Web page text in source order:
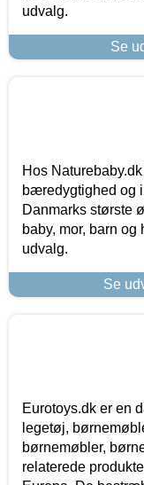
udvalg.
Se
Hos
bæredygtighed og
Danmarks største
baby, mor, barn
udvalg.
Se
Eurotoys.dk er en
legetøj,
børnemøbler,
relaterede